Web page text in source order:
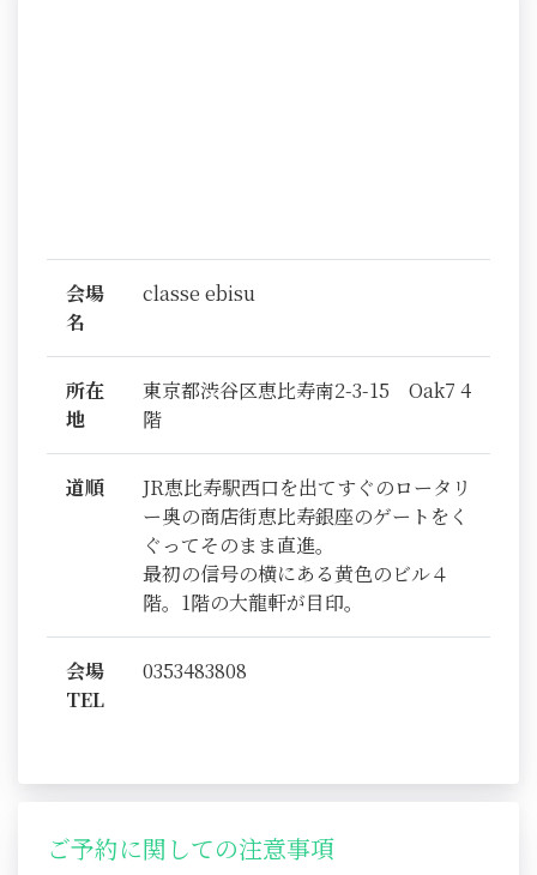
会場
名
classe ebisu
所在
地
東京都渋谷区恵比寿南2-3-15 Oak7 4
階
道順
JR恵比寿駅西口を出てすぐのロータリ
ー奥の商店街恵比寿銀座のゲートをく
ぐってそのまま直進。
最初の信号の横にある黄色のビル４
階。1階の大龍軒が目印。
会場
TEL
0353483808
ご予約に関しての注意事項